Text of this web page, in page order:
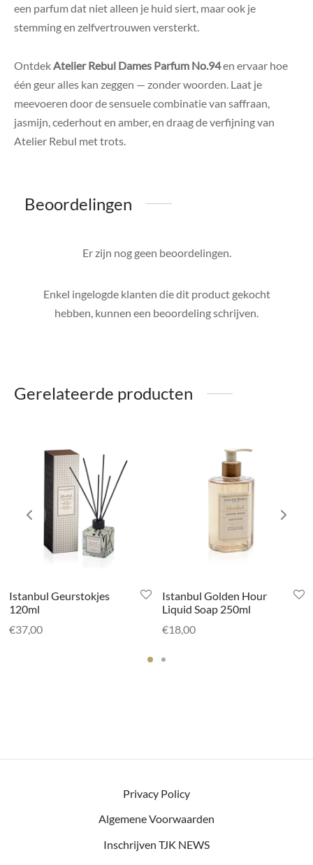
een parfum dat niet alleen je huid siert, maar ook je
stemming en zelfvertrouwen versterkt.
OntdekAtelier Rebul Dames Parfum No.94en ervaar hoe
één geur alles kan zeggen — zonder woorden. Laat je
meevoeren door de sensuele combinatie van saffraan,
jasmijn, cederhout en amber, en draag de verfijning van
Atelier Rebul met trots.
Beoordelingen
Er zijn nog geen beoordelingen.
Enkel ingelogde klanten die dit product gekocht
hebben, kunnen een beoordeling schrijven.
Gerelateerde producten
Istanbul Geurstokjes
120ml
€37,00
Istanbul Golden Hour
Liquid Soap 250ml
€18,00
Privacy Policy
Algemene Voorwaarden
Inschrijven TJK NEWS